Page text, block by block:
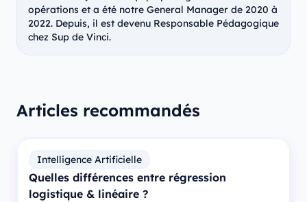
opérations et a été notre General Manager de 2020 à
2022. Depuis, il est devenu Responsable Pédagogique
chez Sup de Vinci.
Articles recommandés
Intelligence Artificielle
Quelles différences entre régression
logistique & linéaire ?